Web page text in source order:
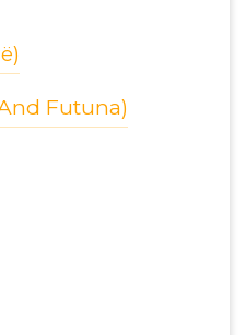
Futuna)